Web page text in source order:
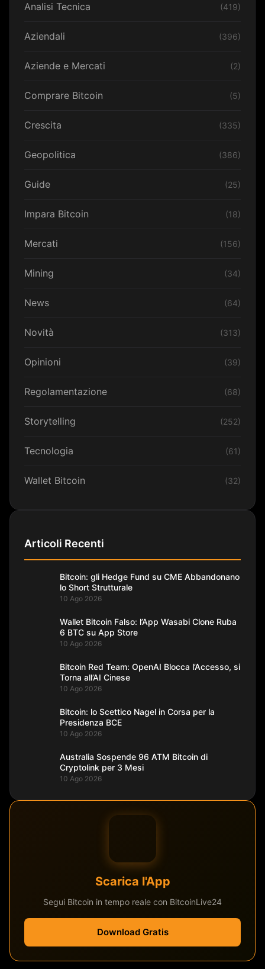
Analisi Tecnica (419)
Aziendali (396)
Aziende e Mercati (2)
Comprare Bitcoin (5)
Crescita (335)
Geopolitica (386)
Guide (25)
Impara Bitcoin (18)
Mercati (156)
Mining (34)
News (64)
Novità (313)
Opinioni (39)
Regolamentazione (68)
Storytelling (252)
Tecnologia (61)
Wallet Bitcoin (32)
Articoli Recenti
Bitcoin: gli Hedge Fund su CME Abbandonano
lo Short Strutturale
10 Ago 2026
Wallet Bitcoin Falso: l’App Wasabi Clone Ruba
6 BTC su App Store
10 Ago 2026
Bitcoin Red Team: OpenAI Blocca l’Accesso, si
Torna all’AI Cinese
10 Ago 2026
Bitcoin: lo Scettico Nagel in Corsa per la
Presidenza BCE
10 Ago 2026
Australia Sospende 96 ATM Bitcoin di
Cryptolink per 3 Mesi
10 Ago 2026
Scarica l'App
Segui Bitcoin in tempo reale con BitcoinLive24
Download Gratis